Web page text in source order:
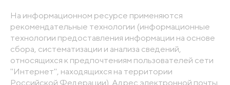
На информационном ресурсе применяются
рекомендательные технологии (информационные
технологии предоставления информации на основе
сбора, систематизации и анализа сведений,
относящихся к предпочтениям пользователей сети
"Интернет", находящихся на территории
Российской Федерации). Адрес электронной почты